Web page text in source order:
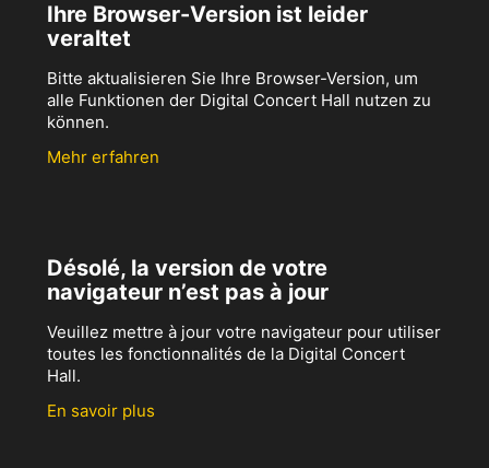
Ihre Browser-Version ist leider
veraltet
Bitte aktualisieren Sie Ihre Browser-Version, um
alle Funktionen der Digital Concert Hall nutzen zu
können.
Mehr erfahren
Désolé, la version de votre
navigateur n’est pas à jour
Veuillez mettre à jour votre navigateur pour utiliser
toutes les fonctionnalités de la Digital Concert
Hall.
En savoir plus